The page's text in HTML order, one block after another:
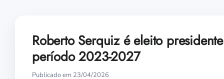
Roberto Serquiz é eleito
período 2023-2027
Publicado em 23/04/2026